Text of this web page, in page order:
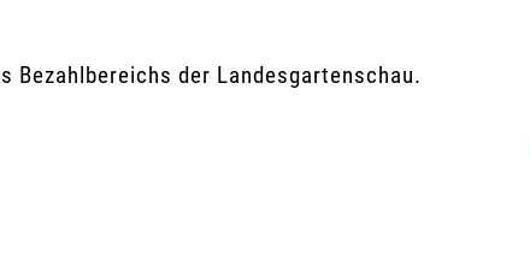
Bezahlbereichs der Landesgartenschau.